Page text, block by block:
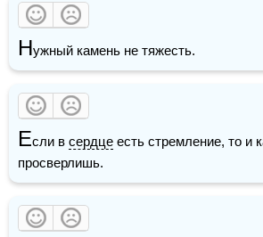
Нужный камень не тяжесть.
Если в сердце есть стремление, то и
просверлишь.